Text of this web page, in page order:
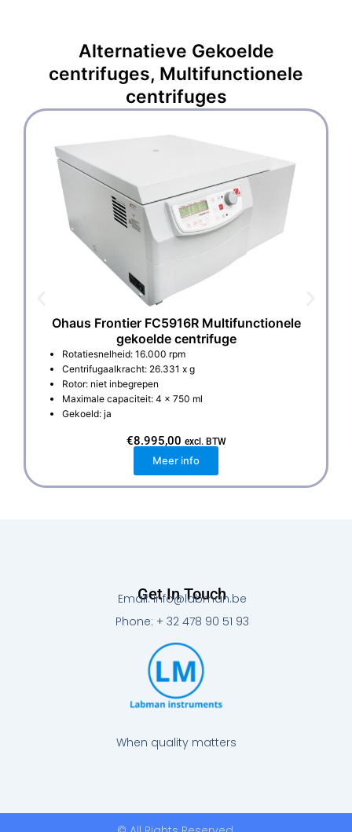
Alternatieve Gekoelde
centrifuges, Multifunctionele
centrifuges
Ohaus Frontier FC5916R Multifunctionele
gekoelde centrifuge
Rotatiesnelheid: 16.000 rpm
Centrifugaalkracht: 26.331 x g
Rotor: niet inbegrepen
Maximale capaciteit: 4 x 750 ml
Gekoeld: ja
€8.995,00 excl. BTW
Meer info
When quality matters
Get In Touch
Email: info@labman.be
Phone: + 32 478 90 51 93